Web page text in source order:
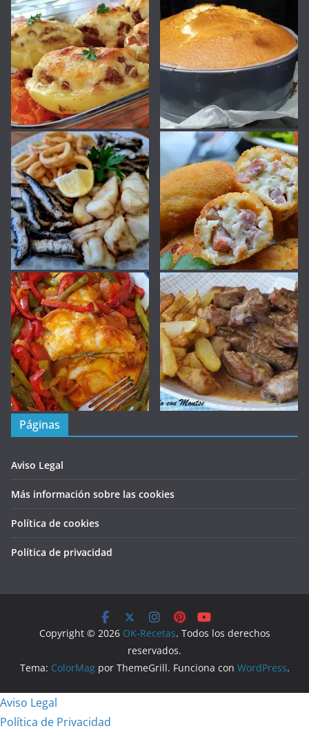
Páginas
Aviso Legal
Más información sobre las cookies
Política de cookies
Política de privacidad
Copyright © 2026 OK-Recetas. Todos los derechos
reservados.
Tema: ColorMagpor ThemeGrill. Funciona con WordPress.
Aviso Legal
Política de Privacidad